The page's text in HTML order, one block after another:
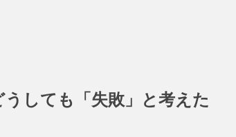
しても「失敗」と考えた